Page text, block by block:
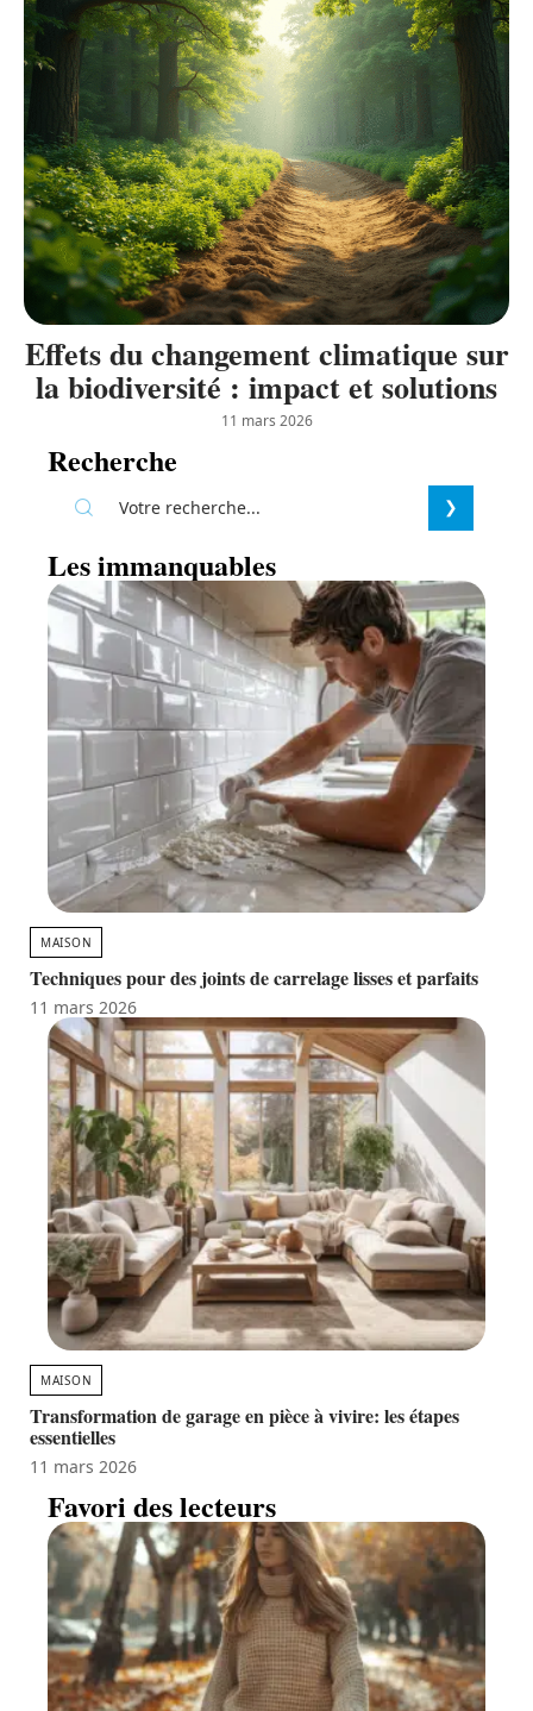
Effets du changement climatique sur
la biodiversité : impact et solutions
11 mars 2026
Recherche
Les immanquables
MAISON
Techniques pour des joints de carrelage lisses et parfaits
11 mars 2026
MAISON
Transformation de garage en pièce à vivire: les étapes
essentielles
11 mars 2026
Favori des lecteurs